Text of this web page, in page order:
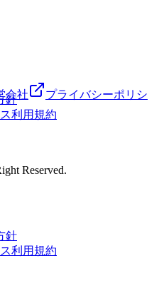
針
利用規約
Reserved.
会社
プライバシーポリシ
針
利用規約